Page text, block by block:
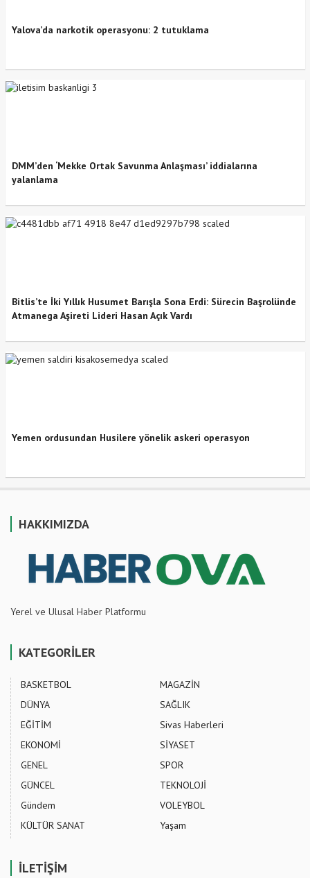
Yalova’da narkotik operasyonu: 2 tutuklama
DMM’den ‘Mekke Ortak Savunma Anlaşması’ iddialarına
yalanlama
Bitlis’te İki Yıllık Husumet Barışla Sona Erdi: Sürecin Başrolünde
Atmanega Aşireti Lideri Hasan Açık Vardı
Yemen ordusundan Husilere yönelik askeri operasyon
HAKKIMIZDA
Yerel ve Ulusal Haber Platformu
KATEGORİLER
BASKETBOL
DÜNYA
EĞİTİM
EKONOMİ
GENEL
GÜNCEL
Gündem
KÜLTÜR SANAT
MAGAZİN
SAĞLIK
Sivas Haberleri
SİYASET
SPOR
TEKNOLOJİ
VOLEYBOL
Yaşam
İLETİŞİM